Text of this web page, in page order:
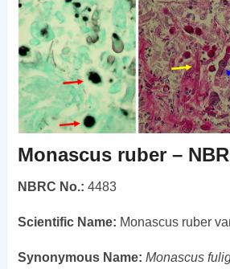
Monascus ruber –
NBRC No.: 4483
Scientific Name: Monascus ruber
Synonymous Name: Monascus